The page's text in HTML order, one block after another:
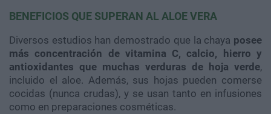
BENEFICIOS QUE SUPERAN AL ALOE VERA
Diversos estudios han demostrado que la chaya posee
más concentración de vitamina C, calcio, hierro y
antioxidantes que muchas verduras de hoja verde,
incluido el aloe. Además, sus hojas pueden comerse
cocidas (nunca crudas), y se usan tanto en infusiones
como en preparaciones cosméticas.